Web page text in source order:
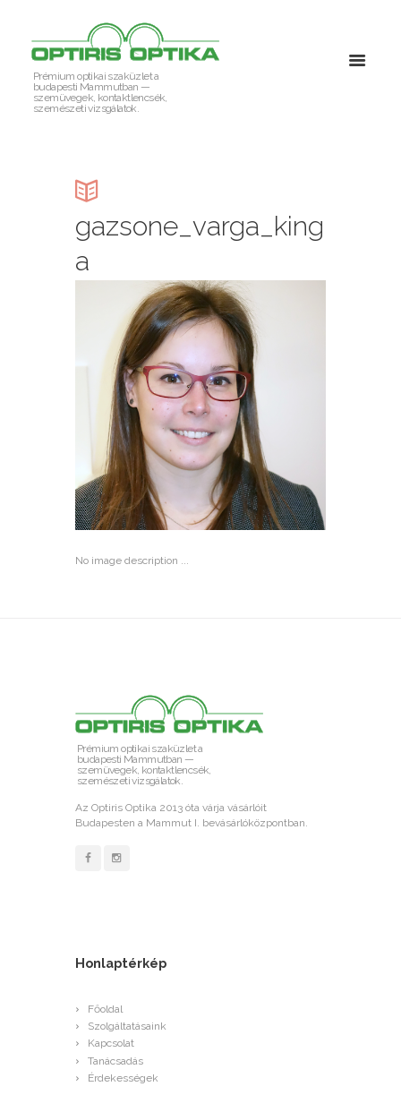
Prémium optikai szaküzlet a
budapesti Mammutban —
szemüvegek, kontaktlencsék,
szemészeti vizsgálatok.
gazsone_varga_king
a
No image description ...
Prémium optikai szaküzlet a
budapesti Mammutban —
szemüvegek, kontaktlencsék,
szemészeti vizsgálatok.
Az Optiris Optika 2013 óta várja vásárlóit
Budapesten a Mammut I. bevásárlóközpontban.
Honlaptérkép
Főoldal
Szolgáltatásaink
Kapcsolat
Tanácsadás
Érdekességek